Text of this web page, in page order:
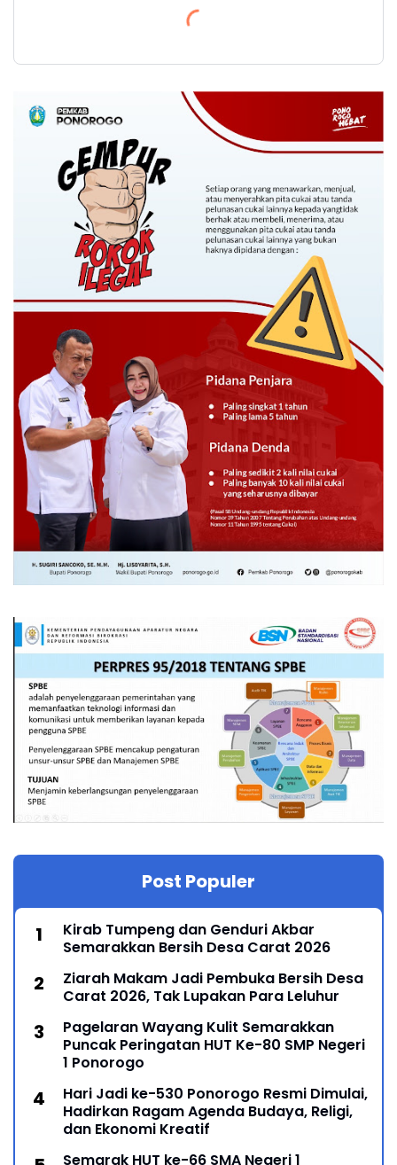
Post Populer
Kirab Tumpeng dan Genduri Akbar
Semarakkan Bersih Desa Carat 2026
Ziarah Makam Jadi Pembuka Bersih Desa
Carat 2026, Tak Lupakan Para Leluhur
Pagelaran Wayang Kulit Semarakkan
Puncak Peringatan HUT Ke-80 SMP Negeri
1 Ponorogo
Hari Jadi ke-530 Ponorogo Resmi Dimulai,
Hadirkan Ragam Agenda Budaya, Religi,
dan Ekonomi Kreatif
Semarak HUT ke-66 SMA Negeri 1